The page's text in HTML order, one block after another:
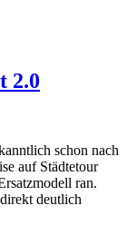
2.0
schon nach
auf Städtetour
ran.
deutlich